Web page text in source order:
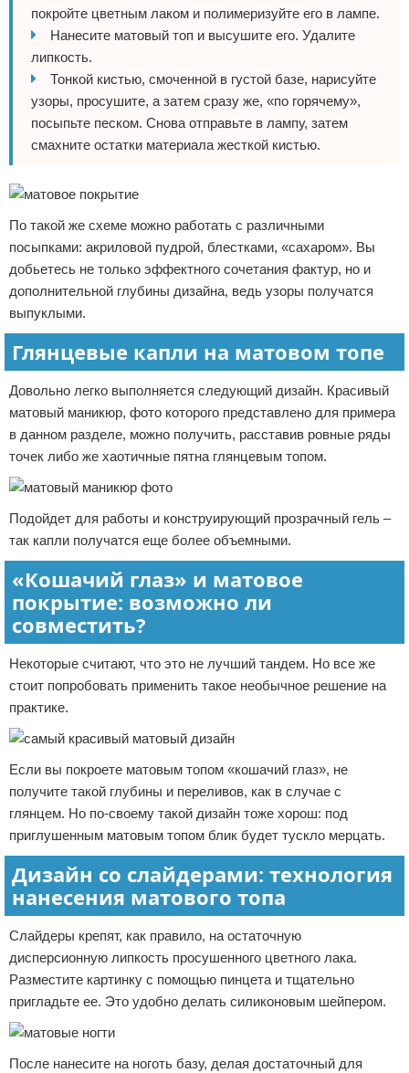
покройте цветным лаком и полимеризуйте его в лампе.
Нанесите матовый топ и высушите его. Удалите
липкость.
Тонкой кистью, смоченной в густой базе, нарисуйте
узоры, просушите, а затем сразу же, «по горячему»,
посыпьте песком. Снова отправьте в лампу, затем
смахните остатки материала жесткой кистью.
По такой же схеме можно работать с различными
посыпками: акриловой пудрой, блестками, «сахаром». Вы
добьетесь не только эффектного сочетания фактур, но и
дополнительной глубины дизайна, ведь узоры получатся
выпуклыми.
Глянцевые капли на матовом топе
Довольно легко выполняется следующий дизайн. Красивый
матовый маникюр, фото которого представлено для примера
в данном разделе, можно получить, расставив ровные ряды
точек либо же хаотичные пятна глянцевым топом.
Подойдет для работы и конструирующий прозрачный гель –
так капли получатся еще более объемными.
«Кошачий глаз» и матовое
покрытие: возможно ли
совместить?
Некоторые считают, что это не лучший тандем. Но все же
стоит попробовать применить такое необычное решение на
практике.
Если вы покроете матовым топом «кошачий глаз», не
получите такой глубины и переливов, как в случае с
глянцем. Но по-своему такой дизайн тоже хорош: под
приглушенным матовым топом блик будет тускло мерцать.
Дизайн со слайдерами: технология
нанесения матового топа
Слайдеры крепят, как правило, на остаточную
дисперсионную липкость просушенного цветного лака.
Разместите картинку с помощью пинцета и тщательно
пригладьте ее. Это удобно делать силиконовым шейпером.
После нанесите на ноготь базу, делая достаточный для